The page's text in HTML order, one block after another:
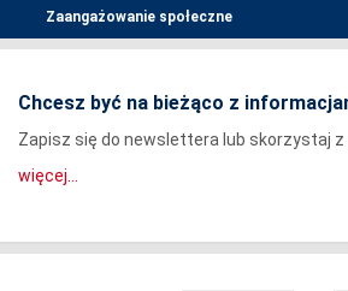
Zaangażowanie społeczne
Chcesz być na bieżąco z
Zapisz się do newslettera lub skorzystaj z
więcej...